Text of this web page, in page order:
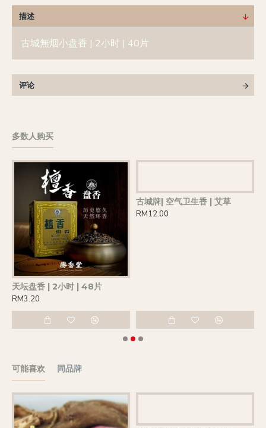
描述
古城無烟小盘香 | 2小时 | 40片
评论
多数人购买
天坛盘香 | 2小时 | 48片
RM3.20
古城牌| 空气卫生香 | 艾草
RM12.00
可能喜欢 同品牌